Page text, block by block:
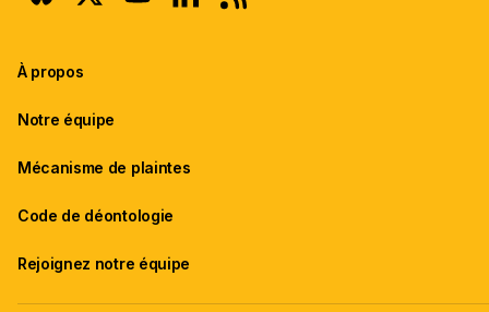
À propos
Notre équipe
Mécanisme de plaintes
Code de déontologie
Rejoignez notre équipe